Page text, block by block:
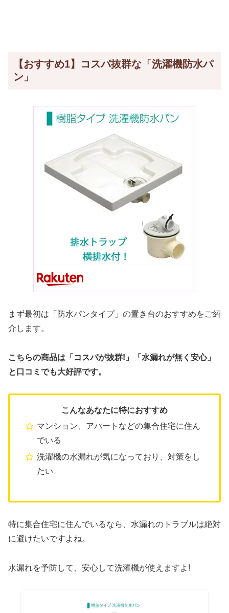
【おすすめ1】コスパ抜群な「洗濯機防水パ
ン」
まず最初は「防水パンタイプ」の置き台のおすすめをご紹
介します。
こちらの商品は「コスパが抜群!」「水漏れが無く安心」
と口コミでも大好評です。
こんなあなたに特におすすめ
マンション、アパートなどの集合住宅に住ん
でいる
洗濯機の水漏れが気になっており、対策をし
たい
特に集合住宅に住んでいるなら、水漏れのトラブルは絶対
に避けたいですよね。
水漏れを予防して、安心して洗濯機が使えますよ!